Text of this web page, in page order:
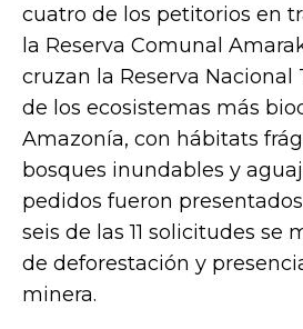
cuatro de los petitorios en
la Reserva Comunal
cruzan la Reserva Nacional
de los ecosistemas más
Amazonía, con hábitats
bosques inundables y
pedidos fueron
seis de las 11 solicitudes se
de deforestación y
minera.